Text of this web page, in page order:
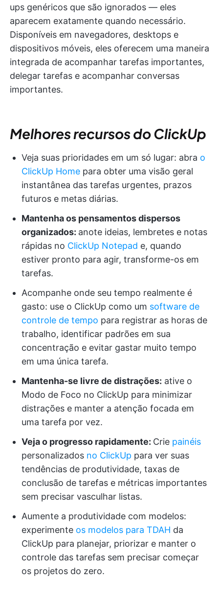
ups genéricos que são ignorados — eles
aparecem exatamente quando necessário.
Disponíveis em navegadores, desktops e
dispositivos móveis, eles oferecem uma maneira
integrada de acompanhar tarefas importantes,
delegar tarefas e acompanhar conversas
importantes.
Melhores recursos do ClickUp
Veja suas prioridades em um só lugar: abra o
ClickUp Home para obter uma visão geral
instantânea das tarefas urgentes, prazos
futuros e metas diárias.
Mantenha os pensamentos dispersos
organizados: anote ideias, lembretes e notas
rápidas no ClickUp Notepad e, quando
estiver pronto para agir, transforme-os em
tarefas.
Acompanhe onde seu tempo realmente é
gasto: use o ClickUp como um software de
controle de tempo para registrar as horas de
trabalho, identificar padrões em sua
concentração e evitar gastar muito tempo
em uma única tarefa.
Mantenha-se livre de distrações: ative o
Modo de Foco no ClickUp para minimizar
distrações e manter a atenção focada em
uma tarefa por vez.
Veja o progresso rapidamente: Crie painéis
personalizados no ClickUp para ver suas
tendências de produtividade, taxas de
conclusão de tarefas e métricas importantes
sem precisar vasculhar listas.
Aumente a produtividade com modelos:
experimente os modelos para TDAH da
ClickUp para planejar, priorizar e manter o
controle das tarefas sem precisar começar
os projetos do zero.